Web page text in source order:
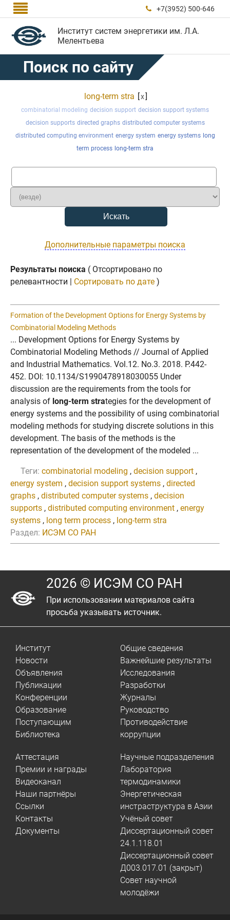
  +7(3952) 500-646
Институт систем энергетики им. Л.А.
Мелентьева
Поиск по сайту
long-term stra [x]
combinatorial modeling decision support decision support systems
decision supports directed graphs distributed computer systems
distributed computing environment energy system energy systems long
term process long-term stra
Дополнительные параметры поиска
Результаты поиска ( Отсортировано по
релевантности | Сортировать по дате )
Formation of the Development Options for Energy Systems by
Combinatorial Modeling Methods
... Development Options for Energy Systems by
Combinatorial Modeling Methods // Journal of Applied
and Industrial Mathematics. Vol.12. No.3. 2018. P.442-
452. DOI: 10.1134/S1990478918030055 Under
discussion are the requirements from the tools for
analysis of long-term strategies for the development of
energy systems and the possibility of using combinatorial
modeling methods for studying discrete solutions in this
development. The basis of the methods is the
representation of the development of the modeled ...
Теги: combinatorial modeling , decision support ,
energy system , decision support systems , directed
graphs , distributed computer systems , decision
supports , distributed computing environment , energy
systems , long term process , long-term stra
Раздел: ИСЭМ СО РАН
2026 © ИСЭМ СО РАН
При использовании материалов сайта
просьба указывать источник.
Институт
Новости
Объявления
Публикации
Конференции
Образование
Поступающим
Библиотека
Общие сведения
Важнейшие результаты
Исследования
Разработки
Журналы
Руководство
Противодействие
коррупции
Аттестация
Премии и награды
Видеоканал
Наши партнёры
Ссылки
Контакты
Документы
Научные подразделения
Лаборатория
термодинамики
Энергетическая
инстраструктура в Азии
Учёный совет
Диссертационный совет
24.1.118.01
Диссертационный совет
Д003.017.01 (закрыт)
Совет научной
молодёжи